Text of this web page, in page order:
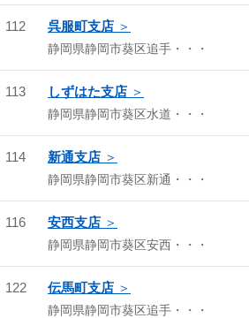
112 呉服町支店
静岡県静岡市葵区追手・・・
113 しずはた支店
静岡県静岡市葵区水道・・・
114 新通支店
静岡県静岡市葵区新通・・・
116 安西支店
静岡県静岡市葵区安西・・・
122 伝馬町支店
静岡県静岡市葵区追手・・・